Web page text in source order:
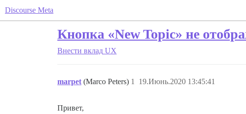
Discourse Meta
Кнопка «New Topic» не
Внести вклад UX
marpet (Marco Peters) 19.Июнь.2020 13:45:41
1
Привет,